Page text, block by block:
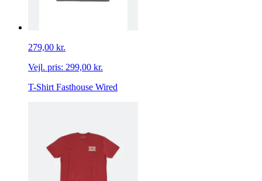
279,00 kr.
Vejl. pris: 299,00 kr.
T-Shirt Fasthouse Wired